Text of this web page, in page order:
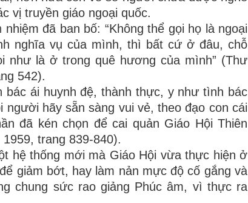
vị truyền giáo ngoại quốc.
đã ban bố: “Không thể gọi họ là ngoại
nghĩa vụ của mình, thì bất cứ ở đâu, chỗ
như là ở trong quê hương của mình” (Thư
542).
ái huynh đệ, thành thực, y như tình bác
hãy sẵn sàng vui vẻ, theo đạo con cái
đã kén chọn để cai quản Giáo Hội Thiên
1959, trang 839-840).
hệ thống mới mà Giáo Hội vừa thực hiện ở
giảm bớt, hay làm nản mực độ cố gắng và
chung sức rao giảng Phúc âm, vì thực ra